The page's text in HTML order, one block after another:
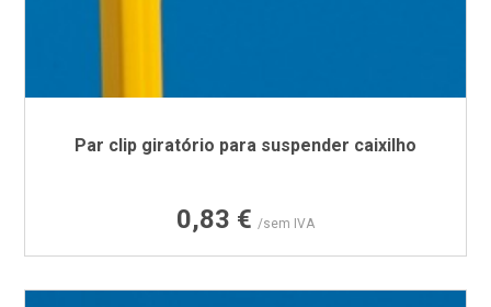
Par clip giratório para suspender caixilho
Preço
0,83 € /sem IVA